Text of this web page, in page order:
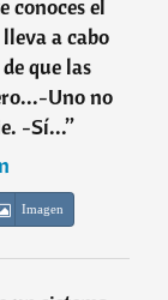
conoces el
a cabo
que las
Uno no
-Sí...”
Imagen